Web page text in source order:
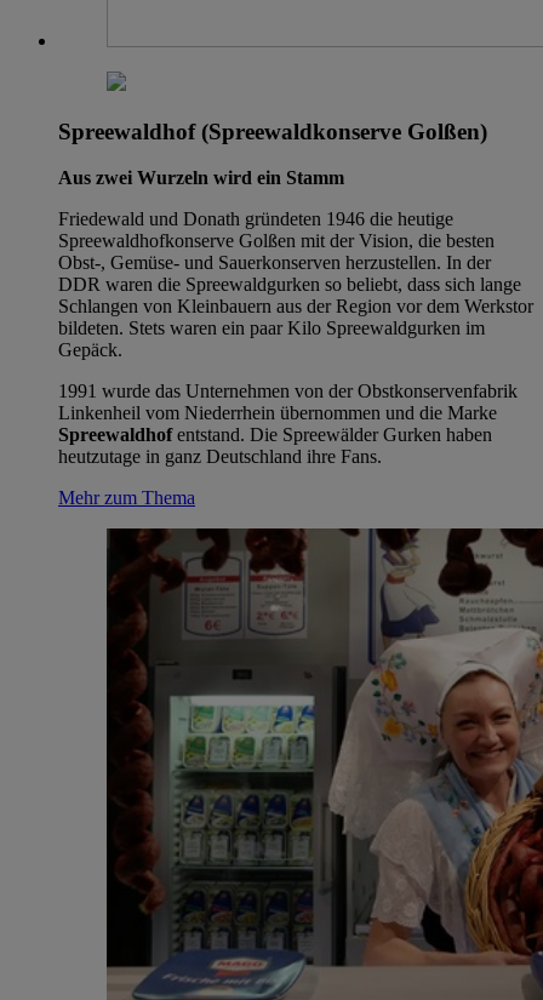
Spreewaldhof (Spreewaldkonserve Golßen)
Aus zwei Wurzeln wird ein Stamm
Friedewald und Donath gründeten 1946 die heutige
Spreewaldhofkonserve Golßen mit der Vision, die besten
Obst-, Gemüse- und Sauerkonserven herzustellen. In der
DDR waren die Spreewaldgurken so beliebt, dass sich lange
Schlangen von Kleinbauern aus der Region vor dem Werkstor
bildeten. Stets waren ein paar Kilo Spreewaldgurken im
Gepäck.
1991 wurde das Unternehmen von der Obstkonservenfabrik
Linkenheil vom Niederrhein übernommen und die Marke
Spreewaldhofentstand. Die Spreewälder Gurken haben
heutzutage in ganz Deutschland ihre Fans.
Mehr zum Thema